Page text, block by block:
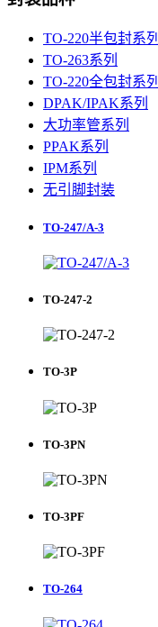
TO-220半包封系列
TO-263系列
TO-220全包封系列
DPAK/IPAK系列
大功率管系列
PPAK系列
IPM系列
无引脚封装
TO-247/A-3
TO-247-2
TO-3P
TO-3PN
TO-3PF
TO-264